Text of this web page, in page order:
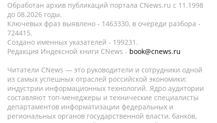
Обработан архив публикаций портала CNews.ru c 11.1998
до 08.2026 годы.
Ключевых фраз выявлено - 1463330, в очереди разбора -
724415.
Создано именных указателей - 199231.
Редакция Индексной книги CNews - book@cnews.ru
Читатели CNews — это руководители и сотрудники одной
из самых успешных отраслей российской экономики:
индустрии информационных технологий. Ядро аудитории
составляют топ-менеджеры и технические специалисты
департаментов информатизации федеральных и
региональных органов государственной власти, банков,